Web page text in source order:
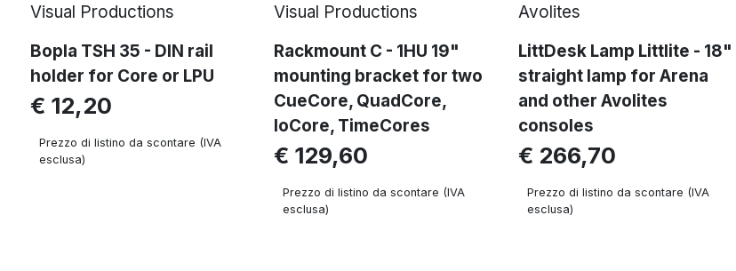
Visual Productions
Bopla TSH 35 - DIN rail
holder for Core or LPU
€ 12,20
Prezzo di listino da scontare (IVA
esclusa)
Visual Productions
Rackmount C - 1HU 19"
mounting bracket for two
CueCore, QuadCore,
IoCore, TimeCores
€ 129,60
Prezzo di listino da scontare (IVA
esclusa)
Avolites
LittDesk Lamp Littlite - 18"
straight lamp for Arena
and other Avolites
consoles
€ 266,70
Prezzo di listino da scontare (IVA
esclusa)